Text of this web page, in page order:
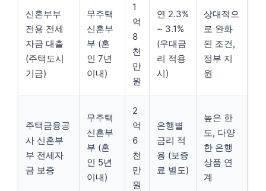
신혼부부
전용 전세
자금 대출
(주택도시
기금)
무주택
신혼부
부 (혼
인 7년
이내)
1
억
8
천
만
원
연 2.3%
~ 3.1%
(우대금
리 적용
시)
상대적으
로 완화
된 조건,
정부 지
원
주택금융공
사 신혼부
부 전세자
금 보증
무주택
신혼부
부 (혼
인 5년
이내)
2
억
6
천
만
원
은행별
금리 적
용 (보증
료 별도)
높은 한
도, 다양
한 은행
상품 연
계